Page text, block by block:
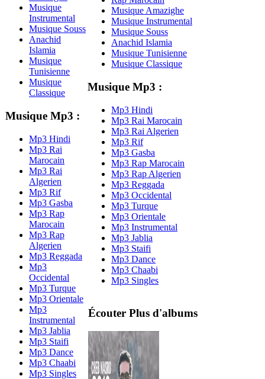
Musique
Instrumental
Musique Souss
Anachid
Islamia
Musique
Tunisienne
Musique
Classique
Musique Mp3 :
Mp3 Hindi
Mp3 Rai
Marocain
Mp3 Rai
Algerien
Mp3 Rif
Mp3 Gasba
Mp3 Rap
Marocain
Mp3 Rap
Algerien
Mp3 Reggada
Mp3
Occidental
Mp3 Turque
Mp3 Orientale
Mp3
Instrumental
Mp3 Jablia
Mp3 Staifi
Mp3 Dance
Mp3 Chaabi
Mp3 Singles
Musique Amazighe
Musique Instrumental
Musique Souss
Anachid Islamia
Musique Tunisienne
Musique Classique
Musique Mp3 :
Mp3 Hindi
Mp3 Rai Marocain
Mp3 Rai Algerien
Mp3 Rif
Mp3 Gasba
Mp3 Rap Marocain
Mp3 Rap Algerien
Mp3 Reggada
Mp3 Occidental
Mp3 Turque
Mp3 Orientale
Mp3 Instrumental
Mp3 Jablia
Mp3 Staifi
Mp3 Dance
Mp3 Chaabi
Mp3 Singles
Écouter Plus d'albums